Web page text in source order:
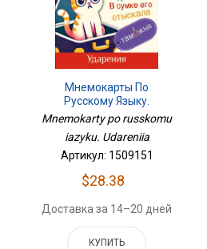
Мнемокарты По
Русскому Языку.
Ударения
Mnemokarty po russkomu
iazyku. Udareniia
Артикул: 1509151
$28.38
Доставка за 14–20 дней
КУПИТЬ